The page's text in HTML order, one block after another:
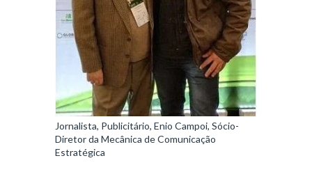
Jornalista, Publicitário, Enio Campoi, Sócio-
Diretor da Mecânica de Comunicação
Estratégica